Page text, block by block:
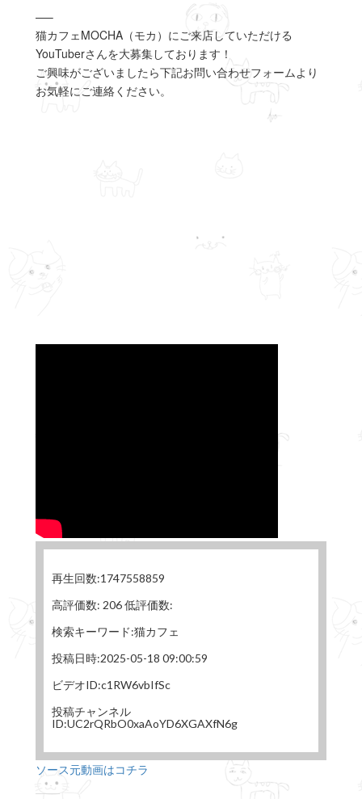
—–
猫カフェMOCHA（モカ）にご来店していただける
YouTuberさんを大募集しております！
ご興味がございましたら下記お問い合わせフォームより
お気軽にご連絡ください。
再生回数:1747558859
高評価数: 206 低評価数:
検索キーワード:猫カフェ
投稿日時:2025-05-18 09:00:59
ビデオID:c1RW6vbIfSc
投稿チャンネル
ID:UC2rQRbO0xaAoYD6XGAXfN6g
ソース元動画はコチラ